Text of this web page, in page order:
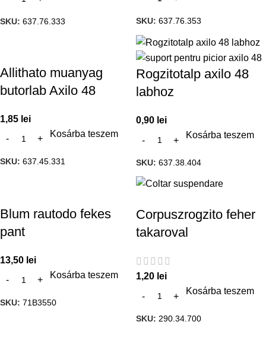
SKU: 637.76.333 SKU: 637.76.353
Allithato muanyag
butorlab Axilo 48
1,85 lei
Kosárba teszem
SKU: 637.45.331
Rogzitotalp axilo 48
labhoz
0,90 lei
Kosárba teszem
SKU: 637.38.404
Blum rautodo fekes
pant
13,50 lei
Kosárba teszem
SKU: 71B3550
Corpuszrogzito feher
takaroval
1,20 lei
Kosárba teszem
SKU: 290.34.700